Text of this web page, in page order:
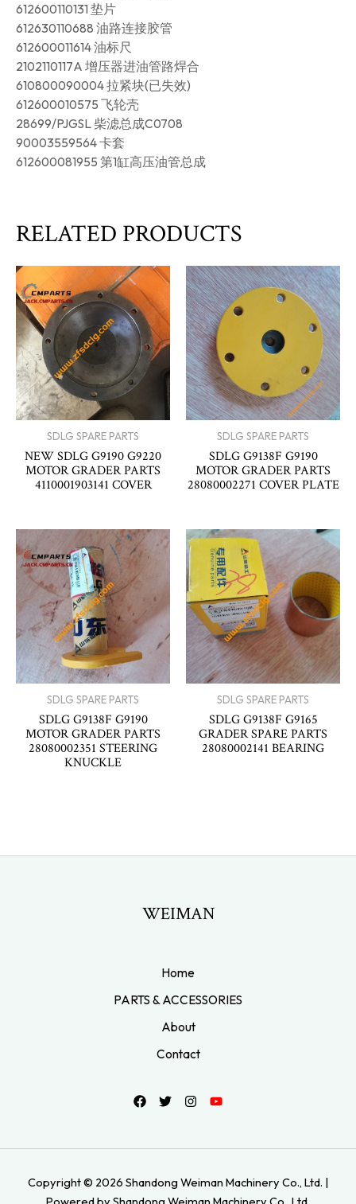
612600110131 垫片
612630110688 油路连接胶管
612600011614 油标尺
2102110117A 增压器进油管路焊合
610800090004 拉紧块(已失效)
612600010575 飞轮壳
28699/PJGSL 柴滤总成C0708
90003559564 卡套
612600081955 第1缸高压油管总成
RELATED PRODUCTS
SDLG SPARE PARTS
NEW SDLG G9190 G9220
MOTOR GRADER PARTS
4110001903141 COVER
SDLG SPARE PARTS
SDLG G9138F G9190
MOTOR GRADER PARTS
28080002271 COVER PLATE
SDLG SPARE PARTS
SDLG G9138F G9190
MOTOR GRADER PARTS
28080002351 STEERING
KNUCKLE
SDLG SPARE PARTS
SDLG G9138F G9165
GRADER SPARE PARTS
28080002141 BEARING
WEIMAN
Home
PARTS & ACCESSORIES
About
Contact
Copyright © 2026 Shandong Weiman Machinery Co., Ltd. |